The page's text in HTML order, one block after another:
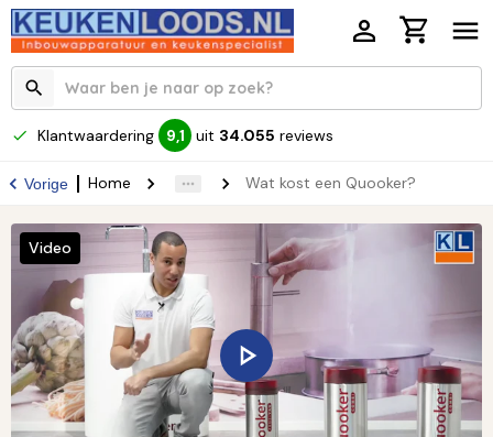
Klantwaardering 9,1 uit 34.055 reviews
Vorige Home Wat kost een Quooker?
Video